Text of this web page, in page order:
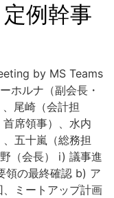
例幹事
by MS Teams
ホルナ（副会長・
尾崎（会計担
席領事）、水内
、五十嵐（総務担
（会長） i) 議事進
領の最終確認 b) ア
ミートアップ計画